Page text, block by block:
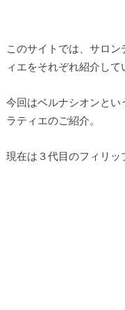
このサイトでは、サロ
ィエをそれぞれ紹介して
今回はベルナシオンと
ラティエのご紹介。
現在は３代目のフィリッ